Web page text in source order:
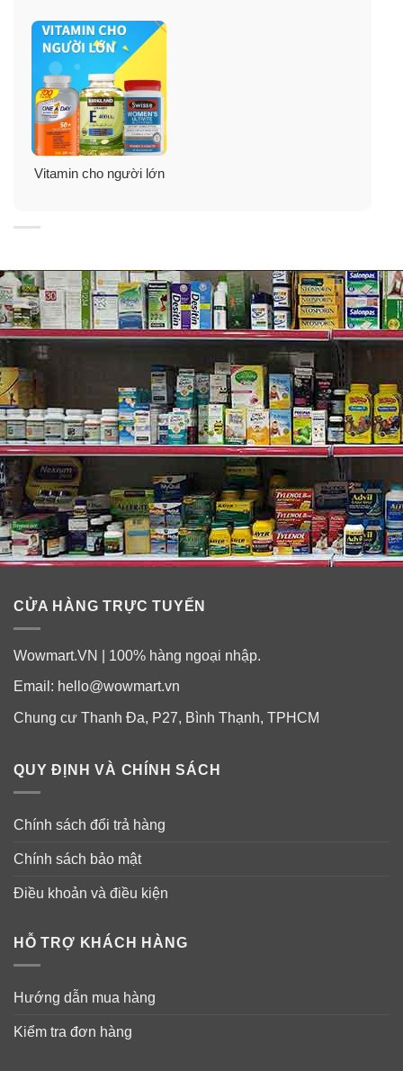
Vitamin và khoáng chất là những chất dinh dưỡng cần
thiết đóng một vai trò quan trọng trong sự tăng trưởng
và phát triển khỏe mạnh. Nếu không có chúng, chúng ta
có nguy cơ thiếu hụt dinh dưỡng đáng kể. Bởi vì cơ thể
không lưu trữ tất cả các vitamin thiết yếu trong thời gian
dài, một số nên được tiêu thụ thường xuyên trong chế
độ ăn. Vitamin tổng hợp One A Day Men’s 50+ có thể
được thực hiện để cung cấp hỗ trợ dinh dưỡng.
Lưu ý:
Dược phẩm và Thực phẩm. Sản phẩm này không dùng để
chẩn đoán, điều trị, chữa bệnh hoặc ngăn chặn bất cứ bệnh
Vitamin cho người lớn
CỬA HÀNG TRỰC TUYẾN
Wowmart.VN | 100% hàng ngoại nhập.
Email: hello@wowmart.vn
Chung cư Thanh Đa, P27, Bình Thạnh, TPHCM
QUY ĐỊNH VÀ CHÍNH SÁCH
Chính sách đổi trả hàng
Chính sách bảo mật
Điều khoản và điều kiện
HỖ TRỢ KHÁCH HÀNG
Hướng dẫn mua hàng
Kiểm tra đơn hàng